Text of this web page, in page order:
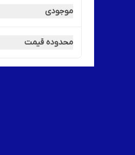
موجودی
محدوده قیمت